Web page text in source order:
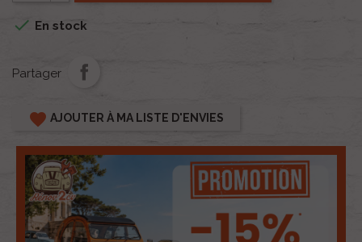
 En stock
Partager
favorite AJOUTER À MA LISTE D'ENVIES